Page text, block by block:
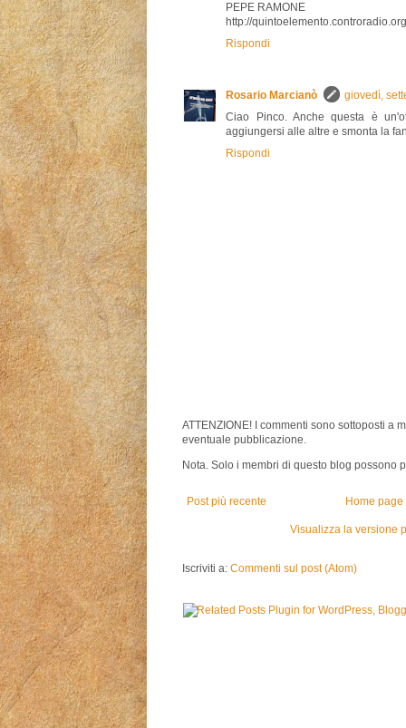
PEPE RAMONE
http://
Rispondi
Rosario Marcianò
giovedì,
Ciao Pinco. Anche questa è
aggiungersi alle altre e smonta la
Rispondi
ATTENZIONE! I commenti sono sottoposti a
eventuale pubblicazione.
Nota. Solo i membri di questo blog possono
Post più recente Home page
Visualizza la versione
Iscriviti a:Commenti sul post (Atom)